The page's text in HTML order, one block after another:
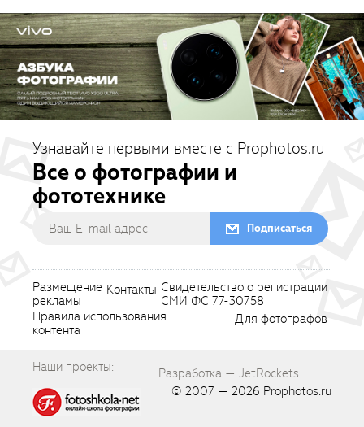
Узнавайте первыми вместе с Prophotos.ru
Все о фотографии и
фототехнике
Подписаться
Размещение
рекламы
Контакты Свидетельство о регистрации
СМИ ФС 77-30758
Правила использования
контента
Для фотографов
Наши проекты:
Разработка — JetRockets
© 2007 — 2026 Prophotos.ru